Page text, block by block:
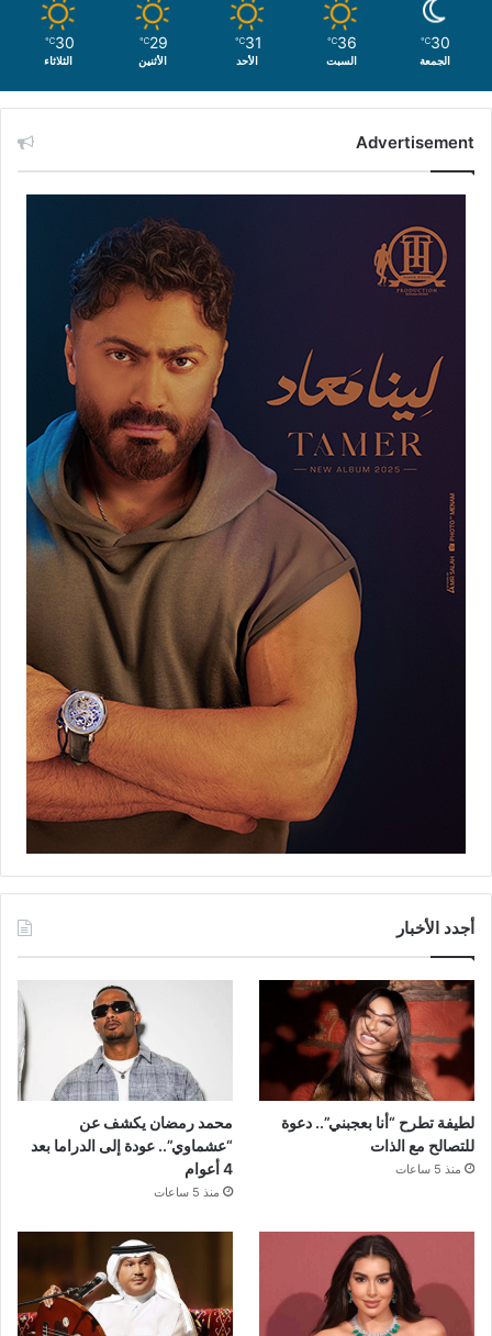
30
℃
الجمعة
36
℃
السبت
31
℃
الأحد
29
℃
الأثنين
30
℃
الثلاثاء
Advertisement
أجدد الأخبار
لطيفة تطرح “أنا بعجبني”.. دعوة
للتصالح مع الذات
منذ 5 ساعات
محمد رمضان يكشف عن
“عشماوي”.. عودة إلى الدراما بعد
4 أعوام
منذ 5 ساعات